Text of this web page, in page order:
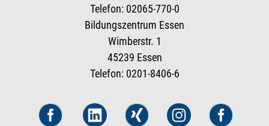
Telefon: 02065-770-0
Bildungszentrum Essen
Wimberstr. 1
45239 Essen
Telefon: 0201-8406-6